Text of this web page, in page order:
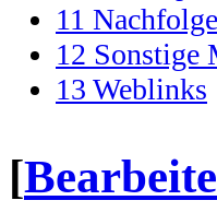
11
12 Sonstige
13 Weblinks
[